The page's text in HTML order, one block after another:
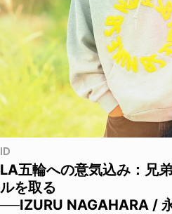
ID
LA五輪への意気込み：兄
ルを取る
──IZURU NAGAHARA /